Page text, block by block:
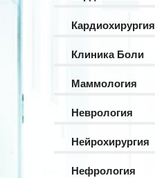
Кардиохирургия
Клиника Боли
Маммология
Неврология
Нейрохирургия
Нефрология